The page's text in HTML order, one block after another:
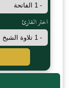
اختر القارئ